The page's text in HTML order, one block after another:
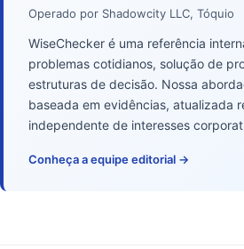
Operado por Shadowcity LLC, Tóquio
WiseChecker é uma referência
problemas cotidianos, solução de
estruturas de decisão. Nossa
baseada em evidências, atualizada
independente de interesses
Conheça a equipe editorial →